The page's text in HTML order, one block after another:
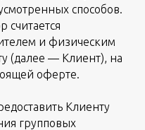
способов.
считается
и физическим
(далее — Клиент), на
оферте.
Клиенту
групповых